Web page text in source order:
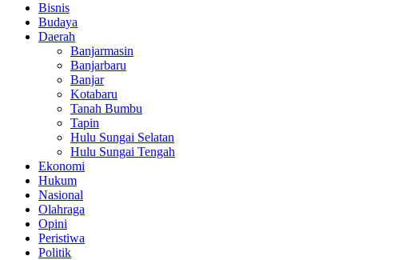
Bisnis
Budaya
Daerah
Banjarmasin
Banjarbaru
Banjar
Kotabaru
Tanah Bumbu
Tapin
Hulu Sungai Selatan
Hulu Sungai Tengah
Ekonomi
Hukum
Nasional
Olahraga
Opini
Peristiwa
Politik